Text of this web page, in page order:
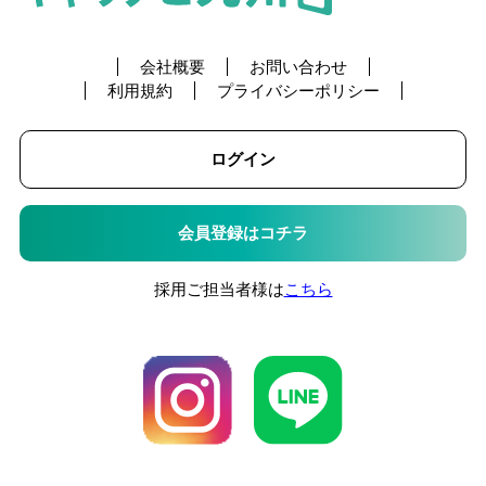
会社概要
お問い合わせ
利用規約
プライバシーポリシー
ログイン
会員登録はコチラ
採用ご担当者様はこちら